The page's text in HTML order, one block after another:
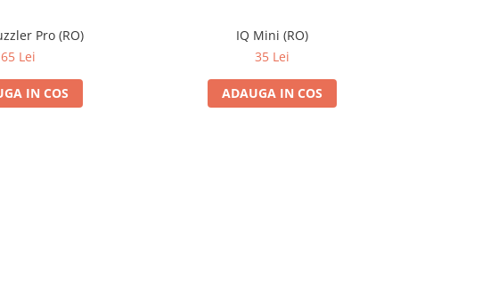
Pro (RO)
65 Lei
IN COS
IQ Mini (RO)
35 Lei
ADAUGA IN COS